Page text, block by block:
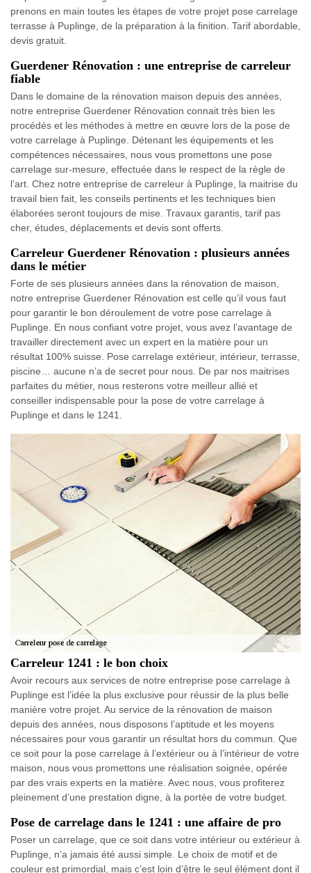
prenons en main toutes les étapes de votre projet pose carrelage
terrasse à Puplinge, de la préparation à la finition. Tarif abordable,
devis gratuit.
Guerdener Rénovation : une entreprise de carreleur
fiable
Dans le domaine de la rénovation maison depuis des années,
notre entreprise Guerdener Rénovation connait très bien les
procédés et les méthodes à mettre en œuvre lors de la pose de
votre carrelage à Puplinge. Détenant les équipements et les
compétences nécessaires, nous vous promettons une pose
carrelage sur-mesure, effectuée dans le respect de la règle de
l’art. Chez notre entreprise de carreleur à Puplinge, la maitrise du
travail bien fait, les conseils pertinents et les techniques bien
élaborées seront toujours de mise. Travaux garantis, tarif pas
cher, études, déplacements et devis sont offerts.
Carreleur Guerdener Rénovation : plusieurs années
dans le métier
Forte de ses plusieurs années dans la rénovation de maison,
notre entreprise Guerdener Rénovation est celle qu’il vous faut
pour garantir le bon déroulement de votre pose carrelage à
Puplinge. En nous confiant votre projet, vous avez l’avantage de
travailler directement avec un expert en la matière pour un
résultat 100% suisse. Pose carrelage extérieur, intérieur, terrasse,
piscine… aucune n’a de secret pour nous. De par nos maitrises
parfaites du métier, nous resterons votre meilleur allié et
conseiller indispensable pour la pose de votre carrelage à
Puplinge et dans le 1241.
Carreleur 1241 : le bon choix
Avoir recours aux services de notre entreprise pose carrelage à
Puplinge est l’idée la plus exclusive pour réussir de la plus belle
manière votre projet. Au service de la rénovation de maison
depuis des années, nous disposons l’aptitude et les moyens
nécessaires pour vous garantir un résultat hors du commun. Que
ce soit pour la pose carrelage à l’extérieur ou à l’intérieur de votre
maison, nous vous promettons une réalisation soignée, opérée
par des vrais experts en la matière. Avec nous, vous profiterez
pleinement d’une prestation digne, à la portée de votre budget.
Pose de carrelage dans le 1241 : une affaire de pro
Poser un carrelage, que ce soit dans votre intérieur ou extérieur à
Puplinge, n’a jamais été aussi simple. Le choix de motif et de
couleur est primordial, mais c’est loin d’être le seul élément dont il